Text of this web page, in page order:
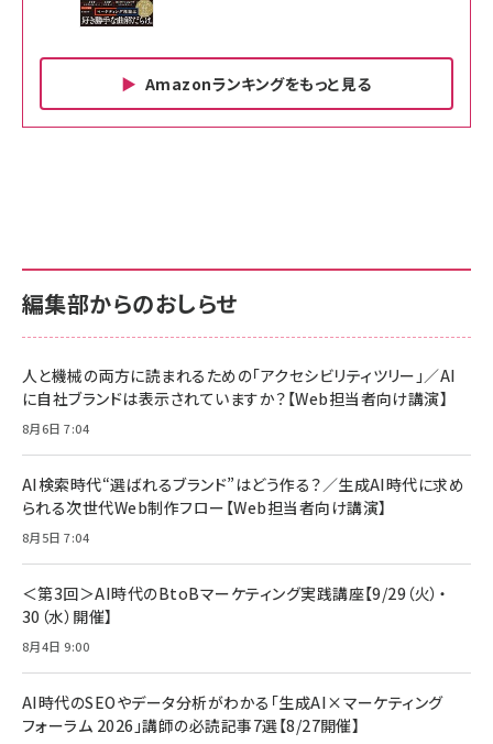
Amazonランキングをもっと見る
￥880
anan(アンアン)2026/06/24号 No.2500増刊
スペシャルエディション[王道エンタメの矜持／
￥1,100
年後半、あなたの恋と運命／山田涼介]
￥880
Amazonランキングをもっと見る
サポート正規品 メーカー保証5年 KLMEA128G
NIMASO ガラスフィルム iPhone 17 用 保護フィ
すい ガイド枠付き いPhone17 (6.3インチ) 対応
2枚セット DSP25F1698
￥1,599
【New】Amazon Fire TV Stick HD | 手軽にスト
レイヤー
￥6,980
Anker Soundcore P31i (Bluetooth 6.1) 【完
全ワイヤレスイヤホン/アクティブノイズキャンセリ
ング/マルチポイント接続 / 最大50時間再生 / PSE
Anker PowerLine III Flow USB-C & USB-C
ケーブル Anker絡まないケーブル 240W 結束バン
ド付き USB PD対応 シリコン素材採用 iPhone
17 / 16 / 15 / Galaxy iPad Pro MacBook
サポート正規品 メーカー保証5年 KLMEA128G
Amazon eギフトカード - Amazonロゴ - クラ
￥5,000
ケーブル Anker絡まないケーブル 240W 結束バン
17 / 16 / 15 / Galaxy iPad Pro MacBook
Pro/Air 各種対応 (1.8m ミッドナイトブラック)
￥1,890
キャンペーン】
￥4,857
編集部からのおしらせ
人と機械の両方に読まれるための「アクセシビリティツリー」／AI
に自社ブランドは表示されていますか？【Web担当者向け講演】
8月6日 7:04
AI検索時代“選ばれるブランド”はどう作る？／生成AI時代に求め
られる次世代Web制作フロー【Web担当者向け講演】
8月5日 7:04
＜第3回＞AI時代のBtoBマーケティング実践講座【9/29（火）・
30（水）開催】
8月4日 9:00
AI時代のSEOやデータ分析がわかる「生成AI×マーケティング
フォーラム 2026」講師の必読記事7選【8/27開催】